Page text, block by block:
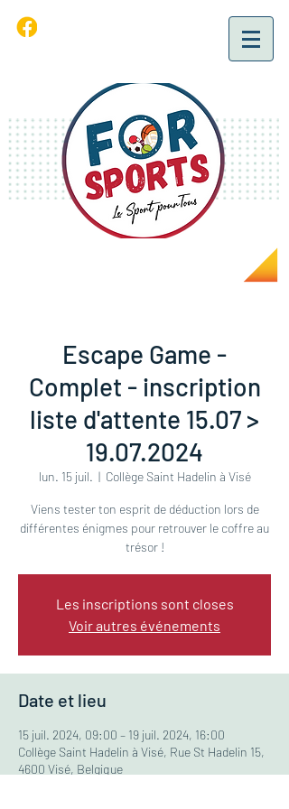
Escape Game -
Complet - inscription
liste d'attente 15.07 >
19.07.2024
lun. 15 juil.
  |
Collège Saint Hadelin à Visé
Viens tester ton esprit de déduction lors de
différentes énigmes pour retrouver le coffre au
trésor !
Les inscriptions sont closes
Voir autres événements
Date et lieu
15 juil. 2024, 09:00 – 19 juil. 2024, 16:00
Collège Saint Hadelin à Visé, Rue St Hadelin 15,
4600 Visé, Belgique